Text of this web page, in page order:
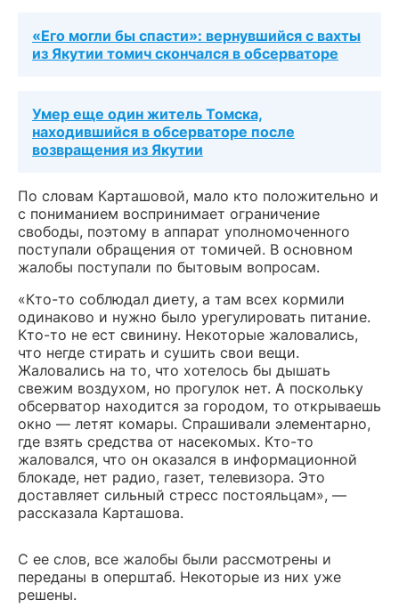
«Его могли бы спасти»: вернувшийся с вахты
из Якутии томич скончался в обсерваторе
Умер еще один житель Томска,
находившийся в обсерваторе после
возвращения из Якутии
По словам Карташовой, мало кто положительно и
с пониманием воспринимает ограничение
свободы, поэтому в аппарат уполномоченного
поступали обращения от томичей. В основном
жалобы поступали по бытовым вопросам.
«Кто-то соблюдал диету, а там всех кормили
одинаково и нужно было урегулировать питание.
Кто-то не ест свинину. Некоторые жаловались,
что негде стирать и сушить свои вещи.
Жаловались на то, что хотелось бы дышать
свежим воздухом, но прогулок нет. А поскольку
обсерватор находится за городом, то открываешь
окно — летят комары. Спрашивали элементарно,
где взять средства от насекомых. Кто-то
жаловался, что он оказался в информационной
блокаде, нет радио, газет, телевизора. Это
доставляет сильный стресс постояльцам», —
рассказала Карташова.
С ее слов, все жалобы были рассмотрены и
переданы в оперштаб. Некоторые из них уже
решены.